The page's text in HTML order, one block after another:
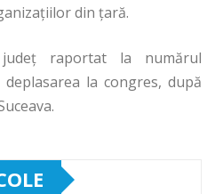
din țară.
raportat la numărul
la congres, după